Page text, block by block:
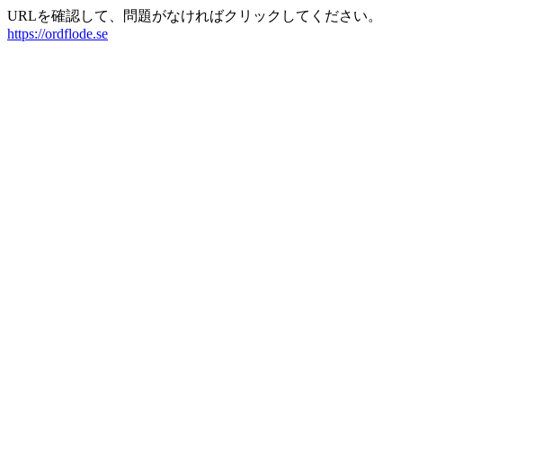
URLを確認して、問題がなければクリックしてください。
https://ordflode.se